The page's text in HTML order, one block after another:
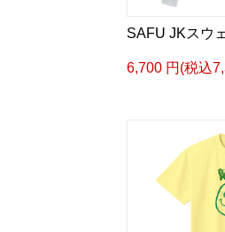
SAFU JKスウ
6,700 円(税込